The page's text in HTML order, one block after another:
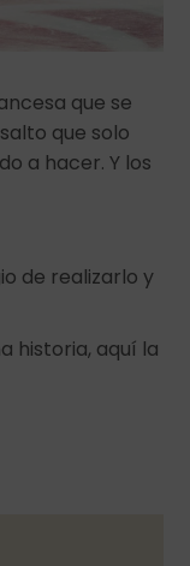
que se
que solo
a hacer. Y los
de realizarlo y
historia, aquí la